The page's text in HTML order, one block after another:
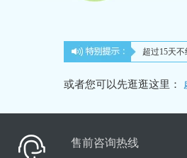
超过15天
或者您可以先逛逛这里：
售前咨询热线